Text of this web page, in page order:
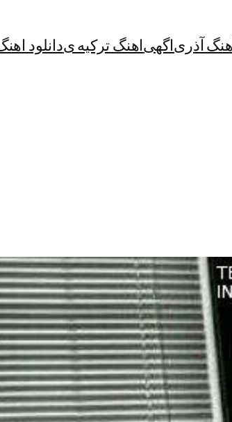
آذریاگهیاهنگ ترکیه یدانلود